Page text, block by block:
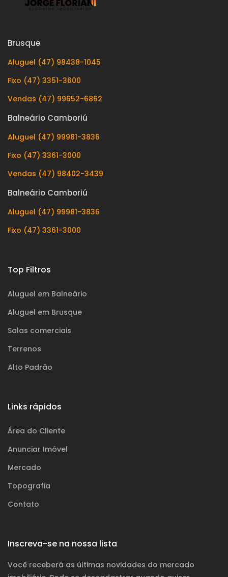
Brusque
Aluguel (47) 98438-1045
Fixo (47) 3351-3600
Vendas (47) 99652-6862
Balneário Camboriú
Aluguel (47) 99981-3836
Fixo (47) 3361-3000
Vendas (47) 98402-3439
Balneário Camboriú
Aluguel (47) 99981-3836
Fixo (47) 3361-3000
Top Filtros
Aluguel em Balneário
Aluguel em Brusque
Salas comerciais
Terrenos
Alto Padrão
Links rápidos
Área do Cliente
Anunciar Imóvel
Mercado
Topografia
Contato
Inscreva-se na nossa lista
Você receberá as últimas novidades do mercado